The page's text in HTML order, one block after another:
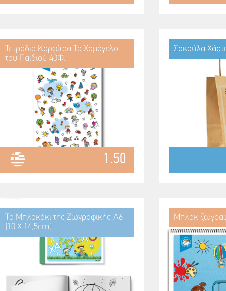
Τετράδιο Καρφίτσα Το Χαμόγελο
του Παιδιού 40Φ.
1.50
Σακούλα
Το Μπλοκάκι της Ζωγραφικής Α6
(10 Χ 14,5cm)
Μπλοκ